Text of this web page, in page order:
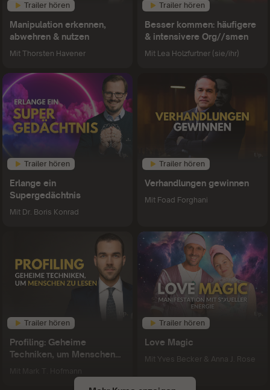
Trailer hören
Manipulation erkennen,
abwehren & nutzen
Mit Thorsten Havener
Trailer hören
Besser kommen: häufigere
& intensivere Org//smen
Mit Lea Holzfurtner (sie/ihr)
Trailer hören
Erlange ein
Supergedächtnis
Mit Dr. Boris Konrad
Trailer hören
Verhandlungen gewinnen
Mit Foad Forghani
Trailer hören
Profiling: Geheime
Techniken, um Menschen
Trailer hören
Love Magic
Mit Yves Becker & Anna J. Rose